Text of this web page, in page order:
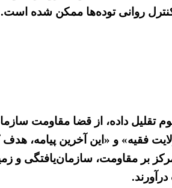
روانی توده‌ها ممکن شده
تقلیل داده، از قضا مقاومت
فقیه» و «این آخرین پیامه،
بر مقاومت، سازمان‌یافتگی و